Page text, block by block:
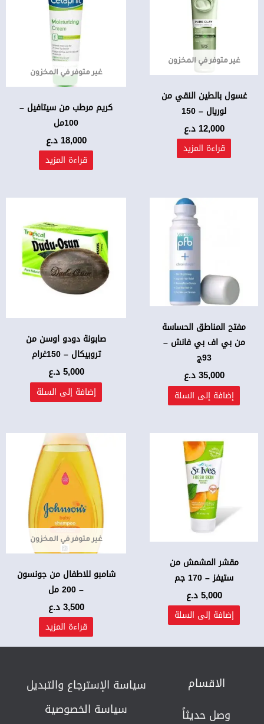
غير متوفر في المخزون
غسول بالطين النقي من
لوريال – 150
12,000 د.ع
قراءة المزيد
غير متوفر في المخزون
كريم مرطب من سيتافيل –
100مل
18,000 د.ع
قراءة المزيد
مفتح المناطق الحساسة
من بي اف بي فانش –
93ج
35,000د.ع
إضافة إلى السلة
صابونة دودو اوسن من
تروبيكال – 150غرام
5,000د.ع
إضافة إلى السلة
مقشر المشمش من
ستيفز – 170 جم
5,000د.ع
إضافة إلى السلة
غير متوفر في المخزون
شامبو للاطفال من جونسون
– 200 مل
3,500د.ع
قراءة المزيد
الاقسام
وصل حديثاً
سياسة الإسترجاع والتبديل​
سياسة الخصوصية